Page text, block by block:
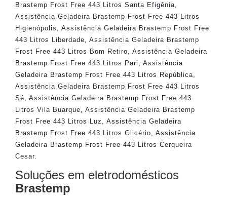
Brastemp Frost Free 443 Litros Santa Efigênia
Assistência Geladeira Brastemp Frost Free 443 Litros
Higienópolis
Assistência Geladeira Brastemp Frost Free
443 Litros Liberdade
Assistência Geladeira Brastemp
Frost Free 443 Litros Bom Retiro
Assistência Geladeira
Brastemp Frost Free 443 Litros Pari
Assistência
Geladeira Brastemp Frost Free 443 Litros República
Assistência Geladeira Brastemp Frost Free 443 Litros
Sé
Assistência Geladeira Brastemp Frost Free 443
Litros Vila Buarque
Assistência Geladeira Brastemp
Frost Free 443 Litros Luz
Assistência Geladeira
Brastemp Frost Free 443 Litros Glicério
Assistência
Geladeira Brastemp Frost Free 443 Litros Cerqueira
Cesar.
Soluções em eletrodomésticos
Brastemp